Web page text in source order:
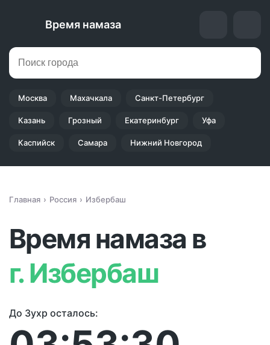
Время намаза
Москва Махачкала Санкт-Петербург
Казань Грозный Екатеринбург Уфа
Каспийск Самара Нижний Новгород
Главная Россия Избербаш
Время намаза в
г. Избербаш
До Зухр осталось: